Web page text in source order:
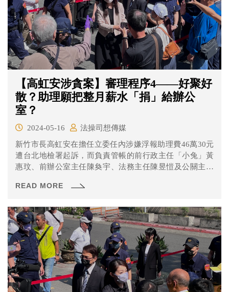
【高虹安涉貪案】審理程序4——好聚好
散？助理願把整月薪水「捐」給辦公
室？
2024-05-16
法操司想傳媒
新竹市長高虹安在擔任立委任內涉嫌浮報助理費46萬30元
遭台北地檢署起訴，而負責管帳的前行政主任「小兔」黃
惠玟、前辦公室主任陳奐宇、法務主任陳昱愷及公關主任
庭，詰問的證人包含前高辦助理「Z9」吳達偉、私聘助理
同被告王郁文。
READ MORE